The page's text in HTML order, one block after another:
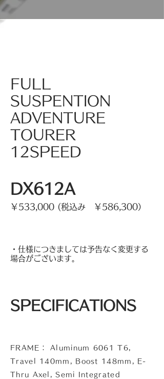
FULL
SUSPENTION
ADVENTURE
TOURER
12SPEED
DX612A
￥533, 000 (税込み ￥586,300）
・仕様につきましては予告なく変更する
場合がございます。
SPECIFICATIONS
FRAME： Aluminum 6061 T6,
Travel 140mm, Boost 148mm, E-
Thru Axel, Semi Integrated